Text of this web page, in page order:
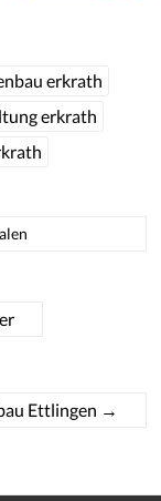
erkrath
erkrath
Ettlingen →